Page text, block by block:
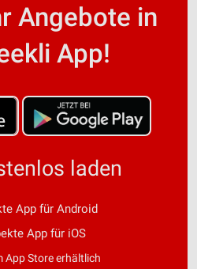
Angebote in
App!
laden
App für Android
App für iOS
App Store erhältlich